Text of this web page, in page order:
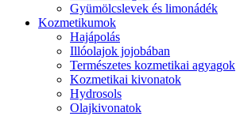
Gyümölcslevek és limonádék
Kozmetikumok
Hajápolás
Illóolajok jojobában
Természetes kozmetikai agyagok
Kozmetikai kivonatok
Hydrosols
Olajkivonatok